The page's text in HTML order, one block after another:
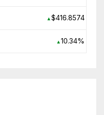
▲$416.8574
▲10.34%